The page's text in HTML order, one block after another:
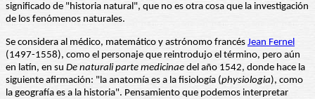
significado de "historia natural", que no es otra cosa que la investigación
de los fenómenos naturales.
Se considera al médico, matemático y astrónomo francés Jean Fernel
(1497-1558), como el personaje que reintrodujo el término, pero aún
en latín, en su De naturali parte medicinae del año 1542, donde hace la
siguiente afirmación: "la anatomía es a la fisiología (physiologia), como
la geografía es a la historia". Pensamiento que podemos interpretar